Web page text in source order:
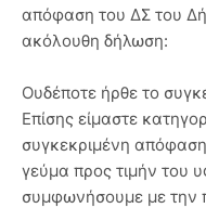
απόφαση του ΔΣ του
ακόλουθη δήλωση:
Ουδέποτε ήρθε το
Επίσης είμαστε
συγκεκριμένη
γεύμα προς τιμήν του
συμφωνήσουμε με